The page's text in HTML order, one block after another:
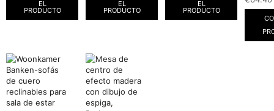
EL
PRODUCTO
EL
PRODUCTO
EL
PRODUCTO